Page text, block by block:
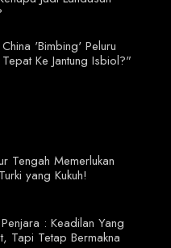
'Bimbing' Peluru
Ke Jantung Isbiol?"
Tengah Memerlukan
yang Kukuh!
: Keadilan Yang
Tapi Tetap Bermakna